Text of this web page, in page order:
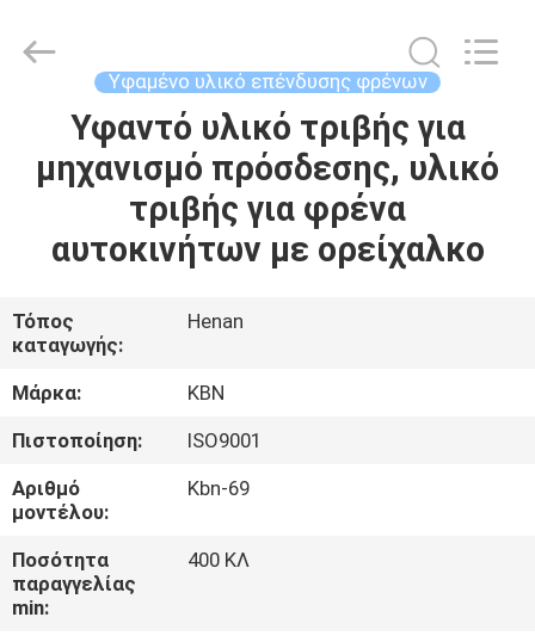
ΣΠΊΤΙ
ΠΡΟΪΌΝΤΑ
ΕΜΕΊΣ
ΓΎΡΟΣ
ΕΡΓΟΣΤΑΣΊΩΝ
ΠΟΙΟΤΙΚΌΣ
ΈΛΕΓΧΟΣ
Υφαμένο υλικό επένδυσης φρένων
Υφαντό υλικό τριβής για
μηχανισμό πρόσδεσης, υλικό
τριβής για φρένα
αυτοκινήτων με ορείχαλκο
Τόπος
καταγωγής:
Henan
Μάρκα:
KBN
Πιστοποίηση:
ISO9001
Αριθμό
μοντέλου:
Kbn-69
Ποσότητα
παραγγελίας
min:
400 ΚΛ